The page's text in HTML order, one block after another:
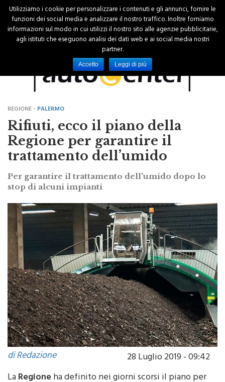
REGIONE -PALERMO
Rifiuti, ecco il piano della
Regione per garantire il
trattamento dell’umido
Per garantire il trattamento dell'umido dopo lo
di Redazione
28 Luglio 2019 - 09:42
Utilizziamo i cookie per personalizzare i contenuti e gli annunci, fornire le
funzioni dei social media e analizzare il nostro traffico. Inoltre forniamo
informazioni sul modo in cui utilizzi il nostro sito alle agenzie pubblicitarie,
agli istituti che eseguono analisi dei dati web e ai social media nostri
partner.
Accetto Leggi di più